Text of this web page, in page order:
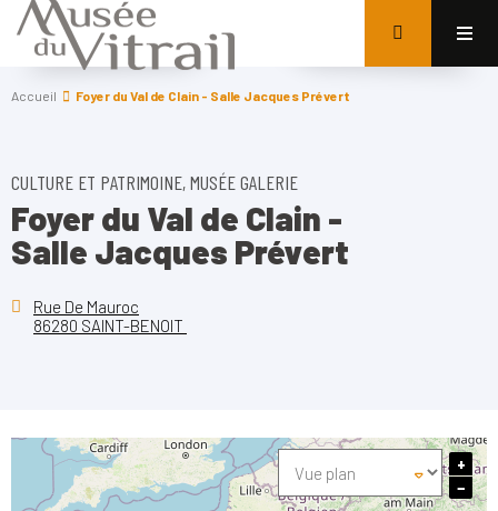
Accueil Foyer du Val de Clain - Salle Jacques Prévert
CULTURE ET PATRIMOINE, MUSÉE GALERIE
Foyer du Val de Clain -
Salle Jacques Prévert
Rue De Mauroc
86280 SAINT-BENOIT
+
−